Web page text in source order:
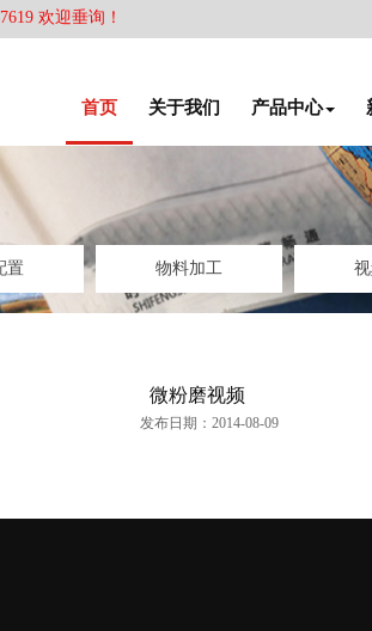
欢迎垂询！
首页 关于我们 产品中心
置 物料加工
微粉磨视频
发布日期：2014-08-09